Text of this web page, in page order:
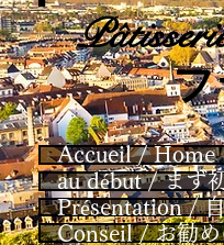
フ
Accueil / Home
au début / まず
Présentation /
Conseil / お勧め